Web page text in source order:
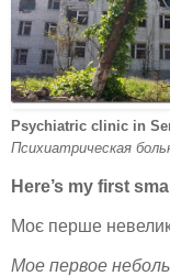
Psychiatric clinic in
Психиатрическая
Here’s my first
Моє перше
Мое первое